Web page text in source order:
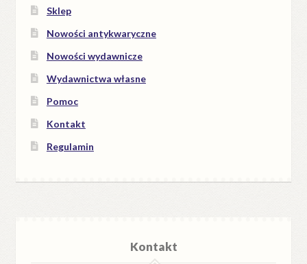
Sklep
Nowości antykwaryczne
Nowości wydawnicze
Wydawnictwa własne
Pomoc
Kontakt
Regulamin
Kontakt